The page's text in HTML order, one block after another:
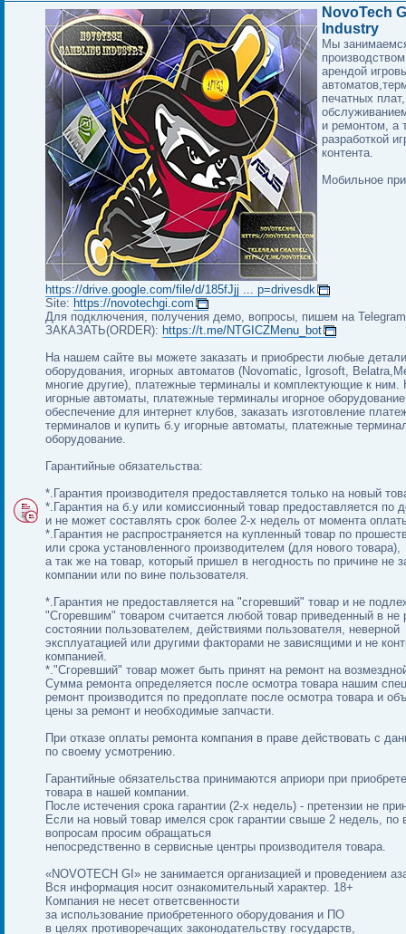
NovoTech
Industry
Мы
арендой
печатных
и ремонтом, а
разработкой
контента.
Мобильное
https://drive.google.com/file/d/185fJjj ... p=drivesdk
Site: https://novotechgi.com
Для подключения, получения демо, вопросы, пишем на Telegram
ЗАКАЗАТЬ(ORDER): https://t.me/NTGICZMenu_bot
На нашем сайте вы можете заказать и приобрести любые
оборудования, игорных автоматов (Novomatic, Igrosoft,
многие другие), платежные терминалы и комплектующие к ним.
игорные автоматы, платежные терминалы игорное
обеспечение для интернет клубов, заказать изготовление
терминалов и купить б.у игорные автоматы, платежные
оборудование.
Гарантийные обязательства:
*.Гарантия производителя предоставляется только на новый
*.Гарантия на б.у или комиссионный товар предоставляется по
и не может составлять срок более 2-х недель от момента
*.Гарантия не распространяется на купленный товар по
или срока установленного производителем (для нового товара),
а так же на товар, который пришел в негодность по причине не
компании или по вине пользователя.
*.Гарантия не предоставляется на "сгоревший" товар и не
"Сгоревшим" товаром считается любой товар приведенный в не
состоянии пользователем, действиями пользователя, неверной
эксплуатацией или другими факторами не зависящими и не
компанией.
*."Сгоревший" товар может быть принят на ремонт на
Сумма ремонта определяется после осмотра товара нашим
ремонт производится по предоплате после осмотра товара и
цены за ремонт и необходимые запчасти.
При отказе оплаты ремонта компания в праве действовать с
по своему усмотрению.
Гарантийные обязательства принимаются априори при
товара в нашей компании.
После истечения срока гарантии (2-х недель) - претензии не
Если на новый товар имелся срок гарантии свыше 2 недель, по
вопросам просим обращаться
непосредственно в сервисные центры производителя товара.
«NOVOTECH GI» не занимается организацией и проведением
Вся информация носит ознакомительный характер. 18+
Компания не несет ответсвенности
за использование приобретенного оборудования и ПО
в целях противоречащих законодательству государств,